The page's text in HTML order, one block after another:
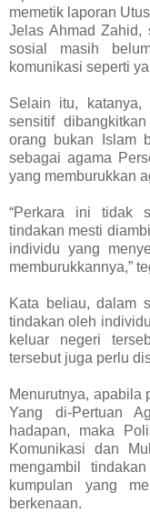
memetik laporan
Jelas Ahmad Zahid,
sosial masih
komunikasi seperti
Selain itu, katanya,
sensitif
orang bukan Islam
sebagai agama
yang memburukkan
“Perkara ini tidak
tindakan mesti
individu yang
memburukkannya,”
Kata beliau, dalam
tindakan oleh
keluar negeri
tersebut juga perlu
Menurutnya, apabila
Yang di-Pertuan
hadapan, maka
Komunikasi dan
mengambil
kumpulan yang
berkenaan.